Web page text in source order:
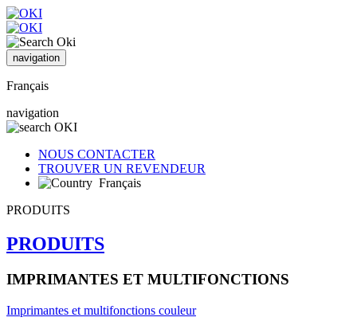
navigation
Français
navigation
NOUS CONTACTER
TROUVER UN REVENDEUR
Français
PRODUITS
PRODUITS
IMPRIMANTES ET MULTIFONCTIONS
Imprimantes et multifonctions couleur